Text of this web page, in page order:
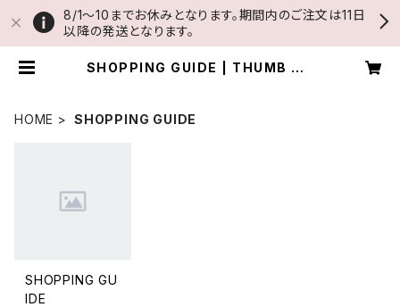
8/1〜10までお休みとなります。期間内のご注文は11日
以降の発送となります。
SHOPPING GUIDE | THUMB AN
HOME SHOPPING GUIDE
SHOPPING GU
IDE